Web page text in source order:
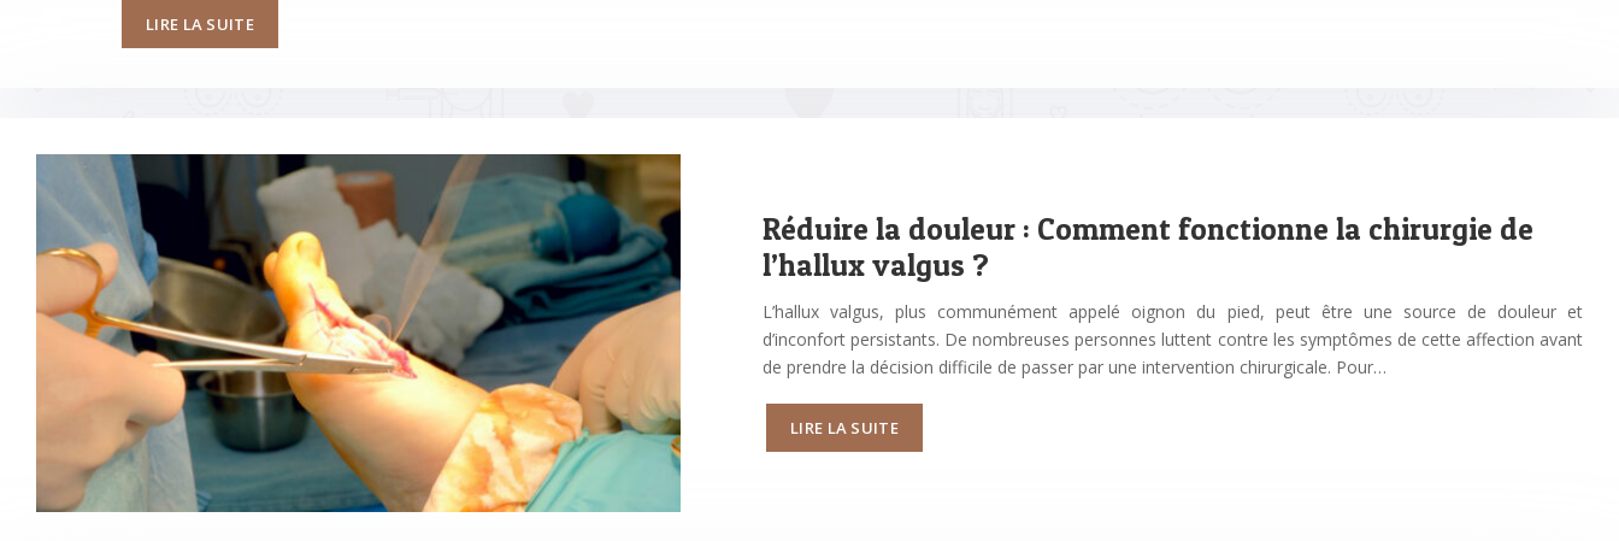
LIRE LA SUITE
Réduire la douleur : Comment fonctionne la chirurgie de
l’hallux valgus ?
L’hallux valgus, plus communément appelé oignon du pied, peut être une source de douleur et
d’inconfort persistants. De nombreuses personnes luttent contre les symptômes de cette affection avant
de prendre la décision difficile de passer par une intervention chirurgicale. Pour…
LIRE LA SUITE